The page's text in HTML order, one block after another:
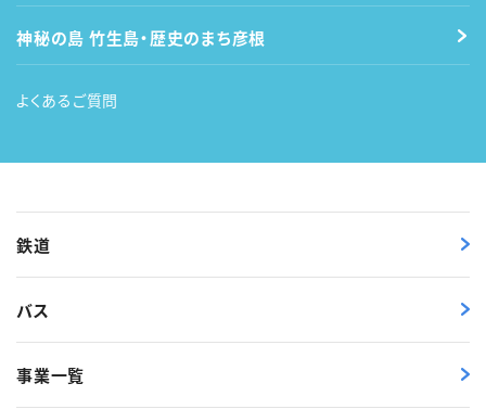
神秘の島 竹生島・歴史のまち彦根
よくあるご質問
鉄道
バス
事業一覧